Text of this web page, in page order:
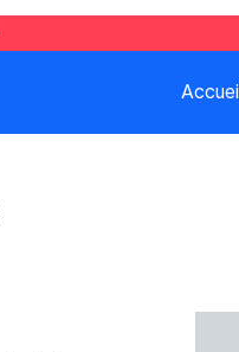
Accueil